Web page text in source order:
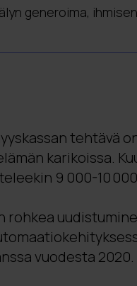
generoima,
laatu paranevat:
mikä
ja vähentää
Digian kanssa:
on
tehtävä
karikoissa.
9 000-10
rohkea
vuodesta 2020.